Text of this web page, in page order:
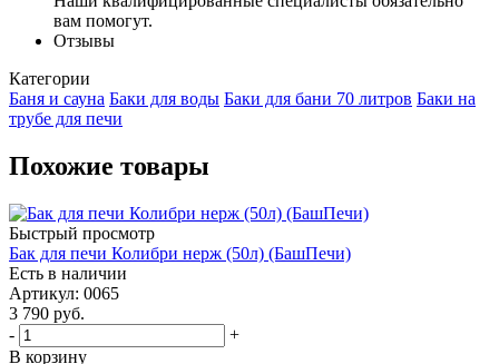
вам помогут.
Отзывы
Категории
Баня и сауна Баки для воды Баки для бани 70 литров Баки на
трубе для печи
Похожие товары
Быстрый просмотр
Бак для печи Колибри нерж (50л) (БашПечи)
Есть в наличии
Артикул: 0065
3 790 руб.
-
+
В корзину